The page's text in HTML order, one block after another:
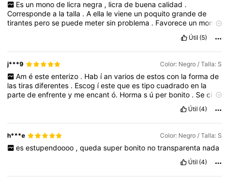
Es un mono de licra negra , licra de buena calidad .
Correspondea latalla .Aella leviene un poquitograndede
tirantes perose puede metersin problema . Favorece un mont
Útil (5)
j***9 Color: Negro / Talla: S
Am é este enterizo . Hab ían varios de estos con la forma de
lastirasdiferentes . Escog íestequeestipocuadradoen la
partedeenfrentey meencantó. Hormas ú per bonito . Seci ñ
alcuerpo
escogí latalla Sy
quedóperfecta.Sepuedeutilizarparacualquierocasión,
algo
casual sport dependiendode con que
lo
combines .Ahora favoritasporloquelo
recomiendoplenamente.
Fiel a las imágenes
Descripción del aroma:
aroma
Ajuste:Ajustaperfecto
Útil (4)
h***e Color: Negro / Talla: S
es estupendoooo , queda super bonito no transparenta nada
Útil (4)